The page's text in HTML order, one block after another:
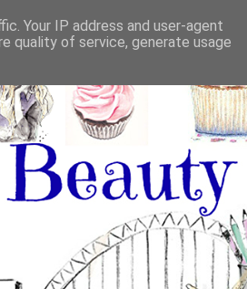
Your IP address and user-agent
quality of service, generate usage